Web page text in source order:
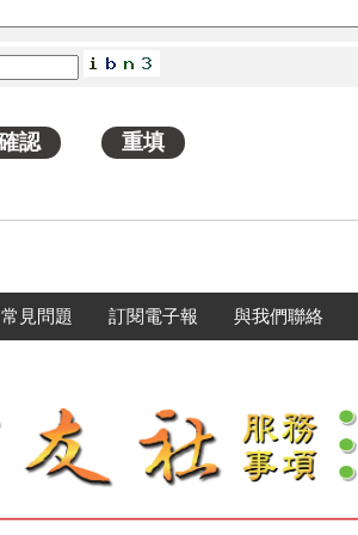
常見問題 訂閱電子報 與我們聯絡